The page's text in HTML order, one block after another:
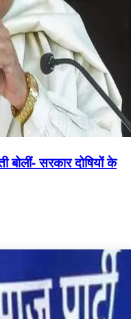
बोलीं- सरकार दोषियों के